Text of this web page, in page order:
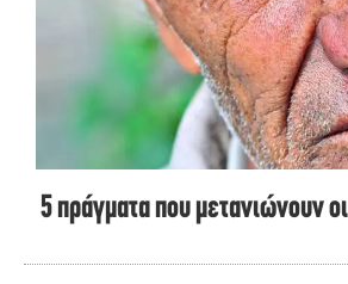
5 πράγματα που μετανιώνουν